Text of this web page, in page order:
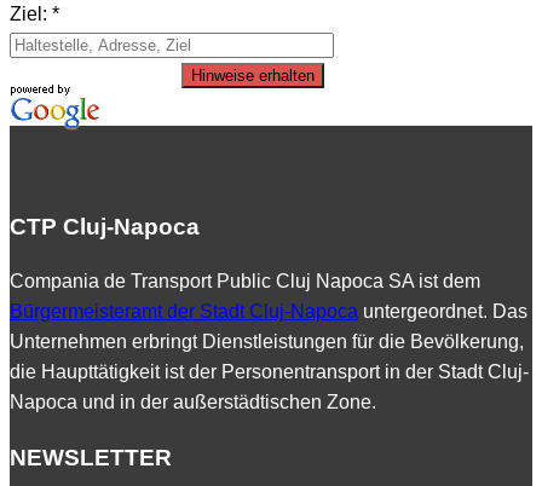
Ziel: *
Hinweise erhalten
CTP Cluj-Napoca
Compania de Transport Public Cluj Napoca SA ist dem
Bürgermeisteramt der Stadt Cluj-Napoca untergeordnet. Das
Unternehmen erbringt Dienstleistungen für die Bevölkerung,
die Haupttätigkeit ist der Personentransport in der Stadt Cluj-
Napoca und in der außerstädtischen Zone.
NEWSLETTER